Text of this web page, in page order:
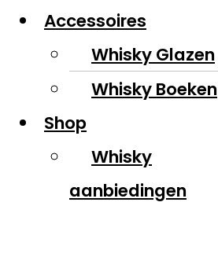
Accessoires
Whisky Glazen
Whisky Boeken
Shop
Whisky
aanbiedingen